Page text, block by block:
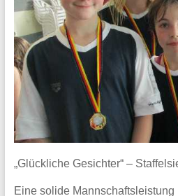
„Glückliche Gesichter“ –
Eine solide